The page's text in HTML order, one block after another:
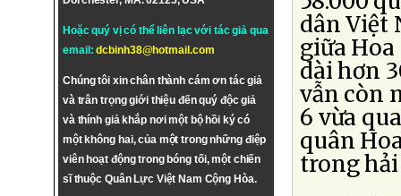
Hoặc quý vị có thể liên lạc với tác giả qua
email:dcbinh38@hotmail.com
Chúng tôi xin chân thành cám ơn tác giả
và trân trọng giới thiệu đến quý độc giả
và thính giả khắp nơi một bộ hồi ký có
một không hai, của một trong những điệp
viên hoạt động trong bóng tối, một chiến
sĩ thuộc Quân Lực Việt Nam Cộng Hòa.
dân Việt
giữa
dài hơn
vẫn còn
6 vừa
quân
trong